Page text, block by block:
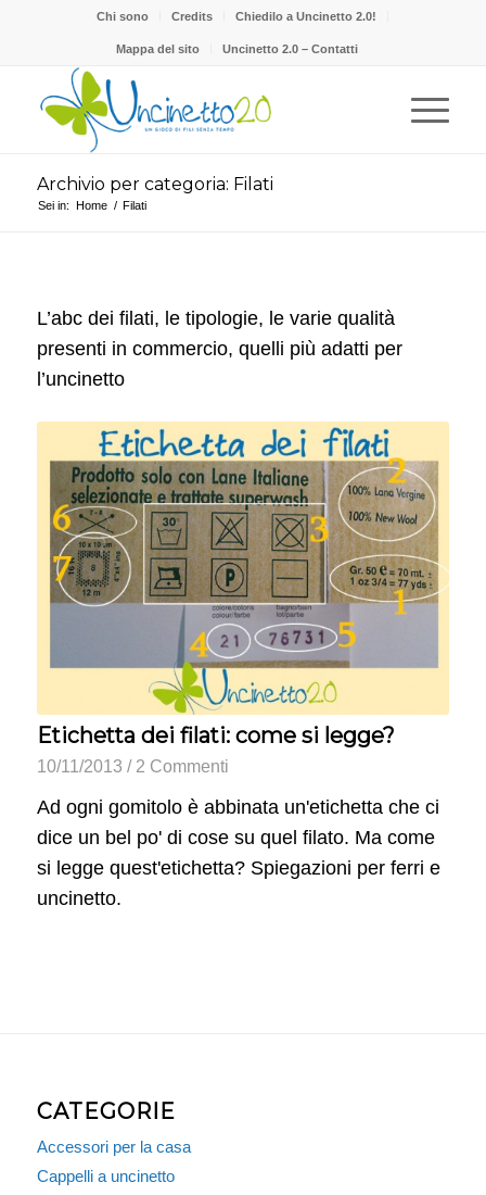
Chi sono Credits Chiedilo a Uncinetto 2.0!
Mappa del sito Uncinetto 2.0 – Contatti
Archivio per categoria: Filati
Sei in: Home / Filati
L’abc dei filati, le tipologie, le varie qualità
presenti in commercio, quelli più adatti per
l’uncinetto
Etichetta dei filati: come si legge?
10/11/2013 / 2 Commenti
Ad ogni gomitolo è abbinata un'etichetta che ci
dice un bel po' di cose su quel filato. Ma come
si legge quest'etichetta? Spiegazioni per ferri e
uncinetto.
CATEGORIE
Accessori per la casa
Cappelli a uncinetto